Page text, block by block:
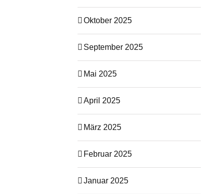
Oktober 2025
September 2025
Mai 2025
April 2025
März 2025
Februar 2025
Januar 2025